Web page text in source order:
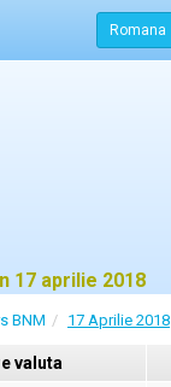
Romana
17 aprilie 2018
BNM 17 Aprilie 2018
valuta